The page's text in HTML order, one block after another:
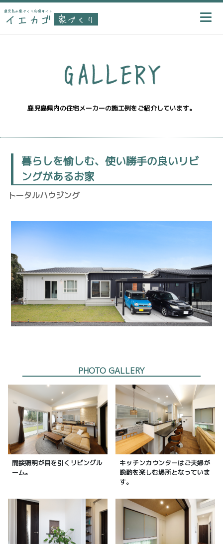
鹿児島県内の住宅メーカーの施工例をご紹介しています。
暮らしを愉しむ、使い勝手の良いリビ
ングがあるお家
トータルハウジング
PHOTO GALLERY
間接照明が目を引くリビングル
ーム。
キッチンカウンターはご夫婦が
晩酌を楽しむ場所となっていま
す。